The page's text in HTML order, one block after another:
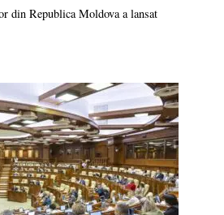
din Republica Moldova a lansat